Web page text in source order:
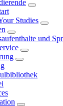
Studies
und